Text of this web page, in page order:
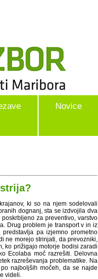
Novice
ki so na njem sodelovali
dognanj, sta se izdvojila dva
za preventivo, varstvo
Drug problem je transport v in iz
pa izjemno prometno
ne morejo strinjati, da prevozniki,
ko prižigajo motorje bodisi zaradi
Ecolaba moč razrešiti. Delovna
razreševanja problematike. Na
najboljših močeh, da se najde
videli.